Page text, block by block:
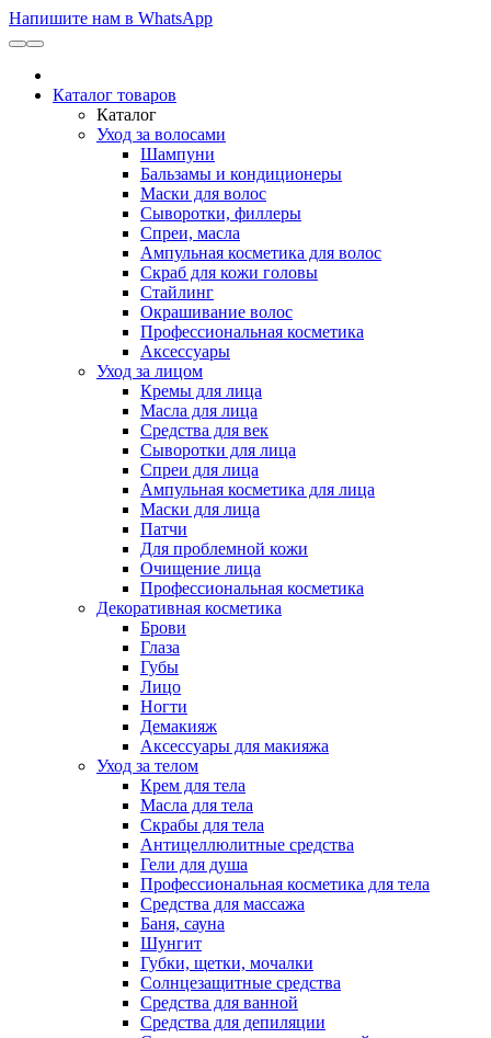
Напишите нам в WhatsApp
Каталог товаров
Каталог
Уход за волосами
Шампуни
Бальзамы и кондиционеры
Маски для волос
Сыворотки, филлеры
Спреи, масла
Ампульная косметика для волос
Скраб для кожи головы
Стайлинг
Окрашивание волос
Профессиональная косметика
Аксессуары
Уход за лицом
Кремы для лица
Масла для лица
Средства для век
Сыворотки для лица
Спреи для лица
Ампульная косметика для лица
Маски для лица
Патчи
Для проблемной кожи
Очищение лица
Профессиональная косметика
Декоративная косметика
Брови
Глаза
Губы
Лицо
Ногти
Демакияж
Аксессуары для макияжа
Уход за телом
Крем для тела
Масла для тела
Скрабы для тела
Антицеллюлитные средства
Гели для душа
Профессиональная косметика для тела
Средства для массажа
Баня, сауна
Шунгит
Губки, щетки, мочалки
Солнцезащитные средства
Средства для ванной
Средства для депиляции